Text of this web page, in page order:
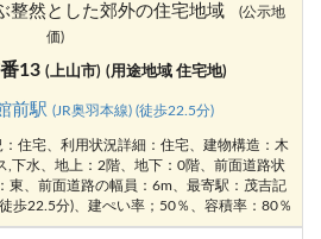
整然とした郊外の住宅地域
(公示地
価)
13 (上山市) (用途地域 住宅地)
前駅(JR奥羽本線) (徒歩22.5分)
住宅、利用状況詳細：住宅、建物構造：木
,下水、地上：2階、地下：0階、前面道路状
東、前面道路の幅員：6m、最寄駅：茂吉記
歩22.5分)、建ぺい率；50％、容積率：80％